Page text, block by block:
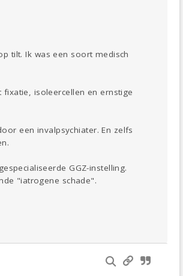
tilt. Ik was een soort medisch
isoleercellen en ernstige
een invalpsychiater. En zelfs
GGZ-instelling.
"iatrogene schade".